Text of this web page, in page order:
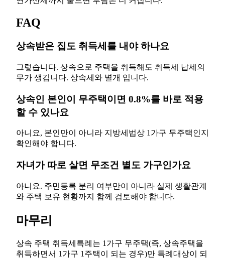
FAQ
상속받은 집도 취득세를 내야 하나요
그렇습니다. 상속으로 주택을 취득해도 취득세 납세의
무가 생깁니다. 상속세와 별개 입니다.
상속인 본인이 무주택이면 0.8%를 바로 적용
할 수 있나요
아니요, 본인만이 아니라 지방세법상 1가구 무주택인지
확인해야 합니다.
자녀가 따로 살면 무조건 별도 가구인가요
아니요. 주민등록 분리 여부만이 아니라 실제 생활관계
와 주택 보유 현황까지 함께 검토해야 합니다.
마무리
상속 주택 취득세특례는 1가구 무주택(즉, 상속주택을
취득하면서 1가구 1주택이 되는 경우)만 특례대상이 되